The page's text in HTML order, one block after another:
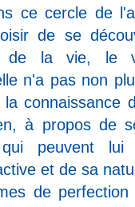
ce cercle de
de se
de la vie, le
n'a pas non
la connaissance
à propos de
qui peuvent
et de sa
de